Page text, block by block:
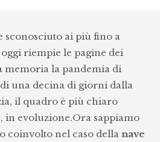
sconosciuto ai più fino a
riempie le pagine dei
memoria la pandemia di
di una decina di giorni dalla
il quadro è più chiaro
in evoluzione.Ora sappiamo
coinvolto nel caso dellanave